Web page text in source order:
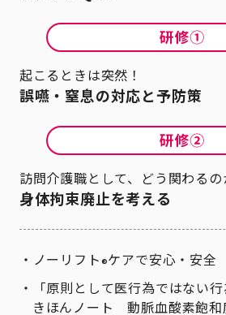
起こるときは突然！
誤嚥・窒息の対応と予防策
訪問介護職として、どう関わるの
身体拘束廃止を考える
ノーリフト®ケアで安心・安全
「原則として医行為ではない行
きほんノート 動脈血酸素飽和